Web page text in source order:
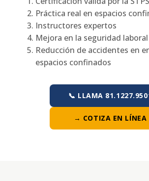
Práctica real en espacios
Instructores expertos
Mejora en la seguridad laboral
Reducción de accidentes en
espacios confinados
📞 LLAMA
→ COTIZA EN LÍNEA